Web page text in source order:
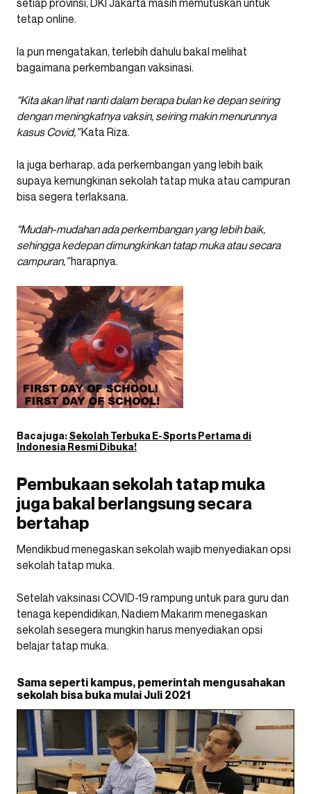
tetap online.
Ia pun mengatakan, terlebih dahulu bakal melihat
bagaimana perkembangan vaksinasi.
“Kita akan lihat nanti dalam berapa bulan ke depan seiring
dengan meningkatnya vaksin, seiring makin menurunnya
kasus Covid,”Kata Riza.
Ia juga berharap, ada perkembangan yang lebih baik
supaya kemungkinan sekolah tatap muka atau campuran
bisa segera terlaksana.
“Mudah-mudahan ada perkembangan yang lebih baik,
sehingga kedepan dimungkinkan tatap muka atau secara
campuran,”harapnya.
Baca juga:Sekolah Terbuka E-Sports Pertama di
Indonesia Resmi Dibuka!
Pembukaan sekolah tatap muka
juga bakal berlangsung secara
bertahap
Mendikbud menegaskan sekolah wajib menyediakan opsi
sekolah tatap muka.
Setelah vaksinasi COVID-19 rampung untuk para guru dan
tenaga kependidikan, Nadiem Makarim menegaskan
sekolah sesegera mungkin harus menyediakan opsi
belajar tatap muka.
Sama seperti kampus, pemerintah mengusahakan
sekolah bisa buka mulai Juli 2021